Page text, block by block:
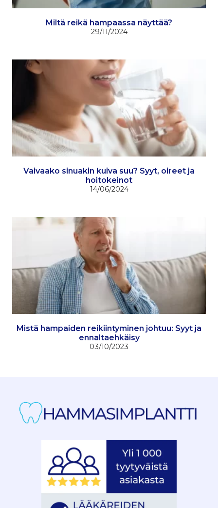
Miltä reikä hampaassa näyttää?
29/11/2024
Vaivaako sinuakin kuiva suu? Syyt, oireet ja
hoitokeinot
14/06/2024
Mistä hampaiden reikiintyminen johtuu: Syyt ja
ennaltaehkäisy
03/10/2023